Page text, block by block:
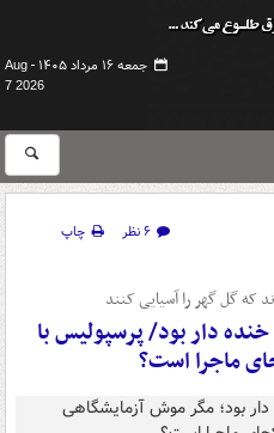
جمعه ۱۶ مرداد ۱۴۰۵ -
Aug
7 2026
۶ نظر
چاپ
که گل گهر را آسیایی کنند
دار بود/ پرسپولیس با
ماجرا است؟